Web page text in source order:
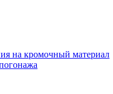
на кромочный материал